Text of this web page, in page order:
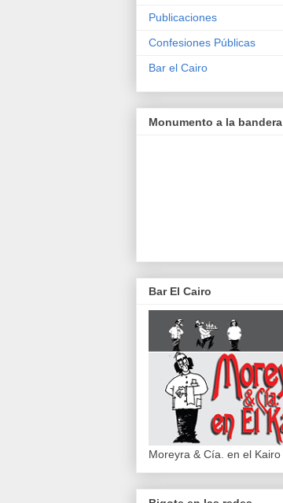
Publicaciones
Confesiones Públicas
Bar el Cairo
Monumento a la bandera
Bar El Cairo
Moreyra & Cía. en el Kairo